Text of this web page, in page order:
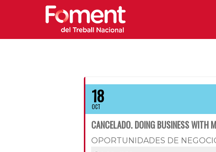
18
OCT
CANCELADO. DOING BUSINESS WITH
OPORTUNIDADES DE